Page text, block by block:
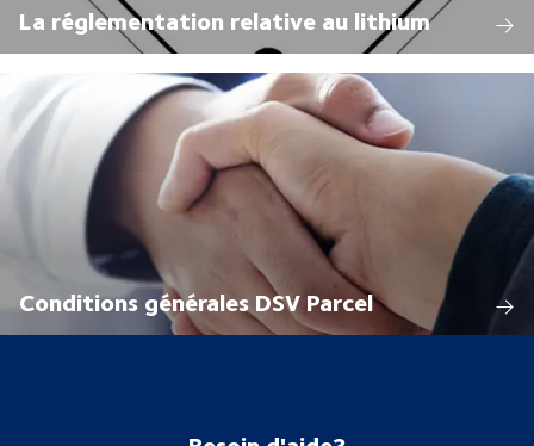
La réglementation relative au lithium
Conditions générales DSV Parcel